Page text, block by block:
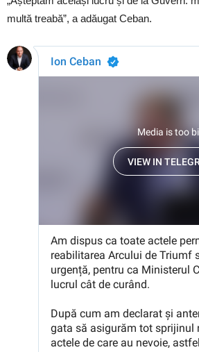
multă treabă”, a adăugat Ceban.